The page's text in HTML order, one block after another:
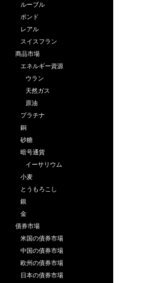
ルーブル
ポンド
レアル
スイスフラン
商品市場
エネルギー資源
ウラン
天然ガス
原油
プラチナ
銅
砂糖
暗号通貨
イーサリウム
小麦
とうもろこし
銀
金
債券市場
米国の債券市場
中国の債券市場
欧州の債券市場
日本の債券市場